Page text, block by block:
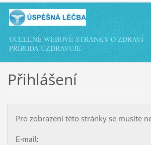
UCELENÉ WEBOVÉ STRÁNKY O ZDRAVÍ -
PŘÍRODA UZDRAVUJE
Přihlášení
Pro zobrazení této stránky se musíte
E-mail: